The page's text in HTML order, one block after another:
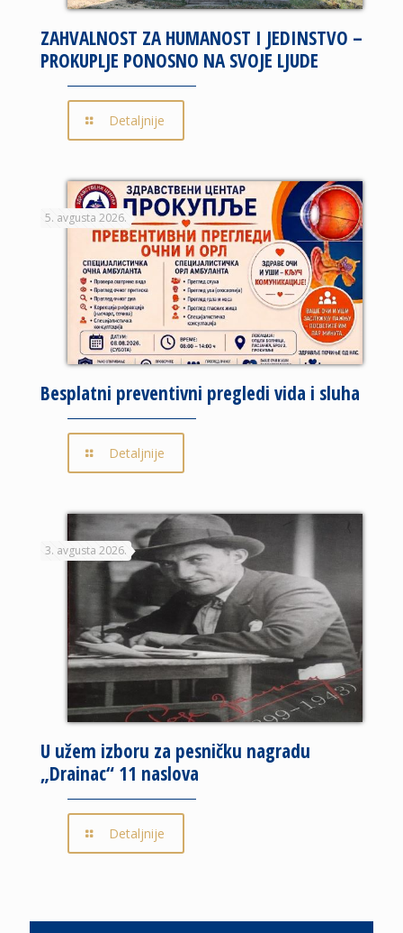
ZAHVALNOST ZA HUMANOST I JEDINSTVO –
PROKUPLJE PONOSNO NA SVOJE LJUDE
Detaljnije
5. avgusta 2026.
Besplatni preventivni pregledi vida i sluha
Detaljnije
3. avgusta 2026.
U užem izboru za pesničku nagradu
„Drainac“ 11 naslova
Detaljnije